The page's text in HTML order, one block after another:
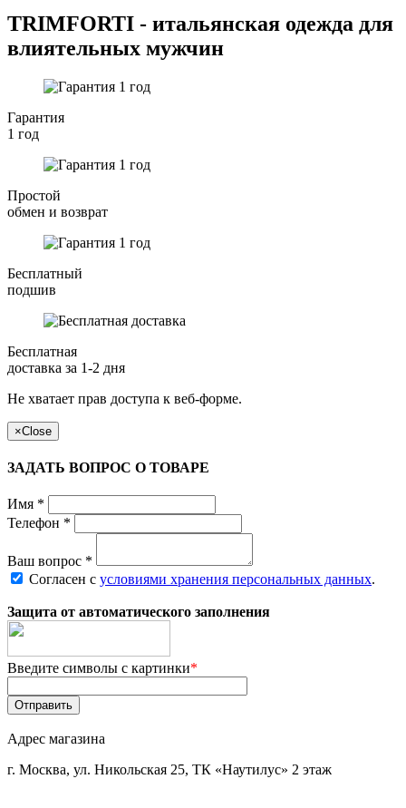
TRIMFORTI - итальянская одежда для
влиятельных мужчин
Гарантия
1 год
Простой
обмен и возврат
Бесплатный
подшив
Бесплатная
доставка за 1-2 дня
Не хватает прав доступа к веб-форме.
×Close
ЗАДАТЬ ВОПРОС О ТОВАРЕ
Имя *
Телефон *
Ваш вопрос *
Согласен с условиями хранения персональных данных.
Защита от автоматического заполнения
Введите символы с картинки*
Отправить
Адрес магазина
г. Москва, ул. Никольская 25, ТК «Наутилус» 2 этаж